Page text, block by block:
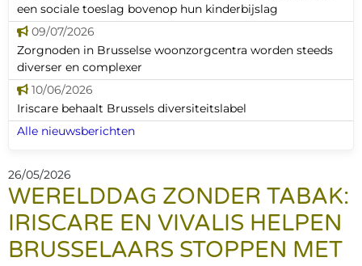
een sociale toeslag bovenop hun kinderbijslag
09/07/2026
Zorgnoden in Brusselse woonzorgcentra worden steeds
diverser en complexer
10/06/2026
Iriscare behaalt Brussels diversiteitslabel
Alle nieuwsberichten
26/05/2026
WERELDDAG ZONDER TABAK:
IRISCARE EN VIVALIS HELPEN
BRUSSELAARS STOPPEN MET